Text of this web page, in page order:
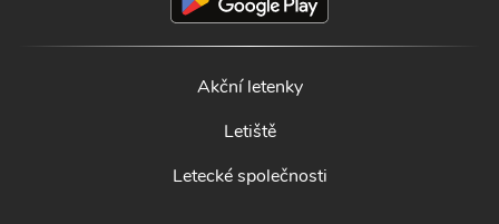
Akční letenky
Letiště
Letecké společnosti